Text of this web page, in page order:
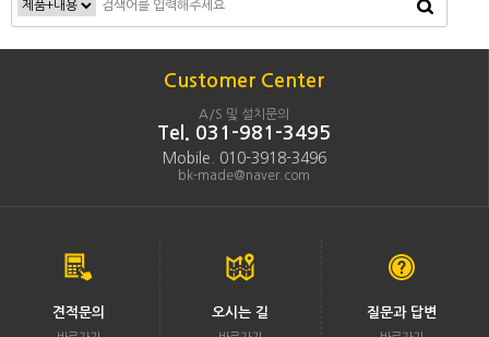
Customer Center
A/S 및 설치문의
Tel. 031-981-3495
Mobile. 010-3918-3496
bk-made@naver.com
견적문의 오시는 길 질문과 답변